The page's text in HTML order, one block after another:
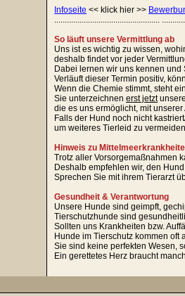
Infoseite << klick hier >>
..................................................
So läuft unsere Vermittlung ab
Uns ist es wichtig zu wissen,
deshalb findet vor jeder
Dabei lernen wir uns kennen
Verläuft dieser Termin positiv,
Wenn die Chemie stimmt, steht
Sie unterzeichnen erst jetzt
die es uns ermöglicht, mit
Falls der Hund noch nicht
um weiteres Tierleid zu
Hinweis zu
Trotz aller Vorsorgemaßnahmen
Deshalb empfehlen wir, den
Sprechen Sie mit ihrem Tierarzt
Gesundheit & Verantwortung
Unsere Hunde sind geimpft,
Tierschutzhunde sind
Sollten uns Krankheiten bzw.
Hunde im Tierschutz kommen
Sie sind keine perfekten Wesen,
Ein gerettetes Herz braucht